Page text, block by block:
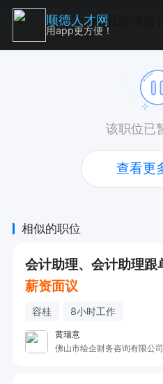
急招助理会
该职位已
查看更
相似的职位
薪资面议
容桂 8小时工作
黄瑞意
佛山市绘企财务咨询有限公司
顺德人才网
用app更方便！